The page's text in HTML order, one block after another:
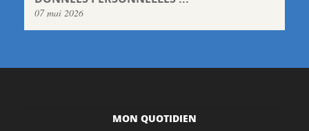
07 mai 2026
MON QUOTIDIEN